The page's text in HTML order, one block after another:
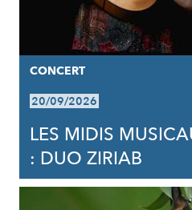
CONCERT
20/09/2026
LES MIDIS
: DUO ZIRIAB